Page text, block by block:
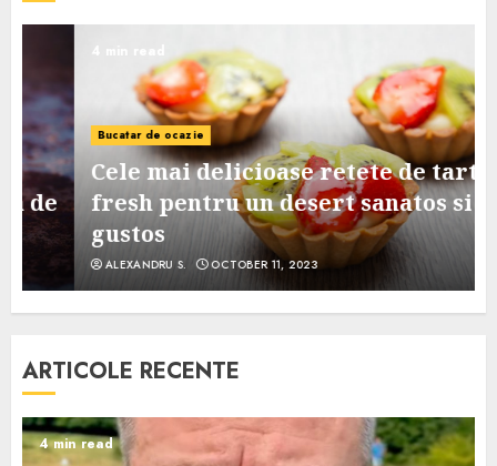
4 min read
Bucatar de ocazie
Cele mai delicioase retete de tarte
fresh pentru un desert sanatos si
gustos
ALEXANDRU S. OCTOBER 11, 2023
ARTICOLE RECENTE
4 min read